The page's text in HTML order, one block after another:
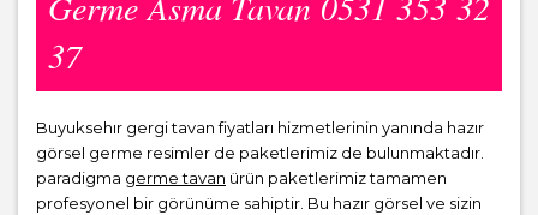
37
Buyuksehır gergi tavan fiyatları hizmetlerinin yanında hazır
görsel germe resimler de paketlerimiz de bulunmaktadır.
paradigma germe tavan ürün paketlerimiz tamamen
profesyonel bir görünüme sahiptir. Bu hazır görsel ve sizin